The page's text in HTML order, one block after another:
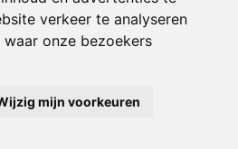
verkeer te analyseren
onze bezoekers
mijn voorkeuren
Managersonline.nl|Brisk magazine